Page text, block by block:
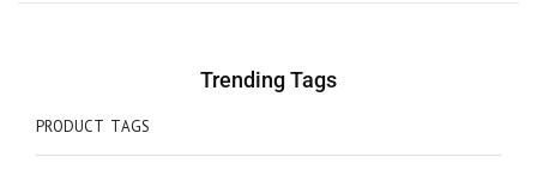
Trending Tags
PRODUCT TAGS